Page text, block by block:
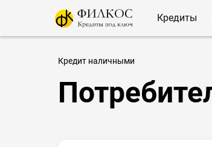
Кредиты
Кредит наличными